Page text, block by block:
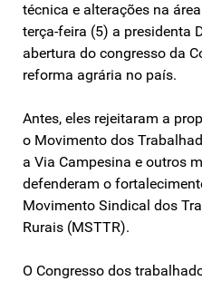
técnica e alterações na
terça-feira (5) a presidenta
abertura do congresso da
reforma agrária no país.
Antes, eles rejeitaram a
o Movimento dos
a Via Campesina e outros
defenderam o
Movimento Sindical dos
Rurais (MSTTR).
O Congresso dos